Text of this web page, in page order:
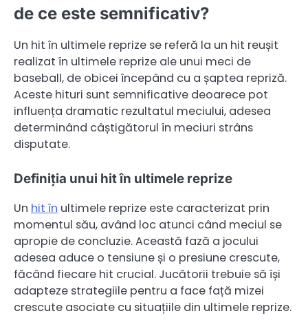
de ce este semnificativ?
Un hit în ultimele reprize se referă la un hit reușit
realizat în ultimele reprize ale unui meci de
baseball, de obicei începând cu a șaptea repriză.
Aceste hituri sunt semnificative deoarece pot
influența dramatic rezultatul meciului, adesea
determinând câștigătorul în meciuri strâns
disputate.
Definiția unui hit în ultimele reprize
Un hit în ultimele reprize este caracterizat prin
momentul său, având loc atunci când meciul se
apropie de concluzie. Această fază a jocului
adesea aduce o tensiune și o presiune crescute,
făcând fiecare hit crucial. Jucătorii trebuie să își
adapteze strategiile pentru a face față mizei
crescute asociate cu situațiile din ultimele reprize.